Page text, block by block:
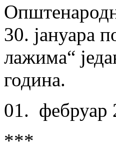
30. јануара
лажима“
година.
01. фебруар
***